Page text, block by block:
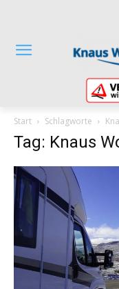
Start Schlagworte
Tag: Knaus